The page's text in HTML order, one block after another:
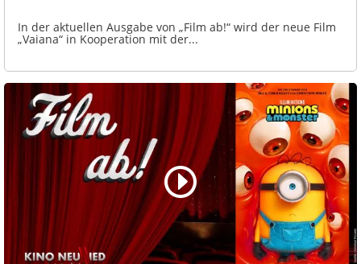
In der aktuellen Ausgabe von „Film ab!“ wird der neue Film
„Vaiana“ in Kooperation mit der...